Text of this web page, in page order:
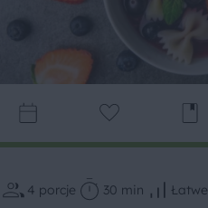
4 porcje 30 min Łatwe